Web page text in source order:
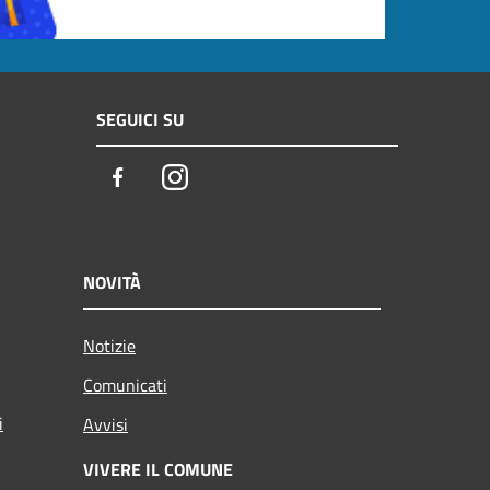
SEGUICI SU
FacebookInstagram
NOVITÀ
Notizie
Comunicati
Avvisi
VIVERE IL COMUNE